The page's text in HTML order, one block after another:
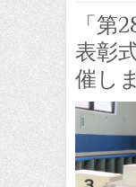
「第
表彰
催し